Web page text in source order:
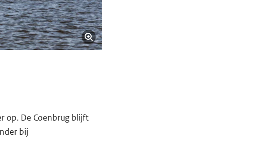
op. De Coenbrug blijft
bij